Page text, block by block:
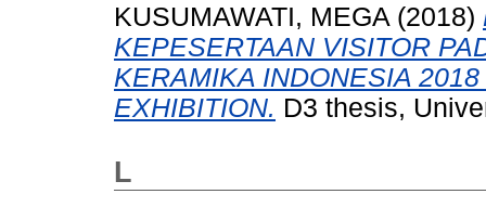
KUSUMAWATI, MEGA (2018)
KEPESERTAAN VISITOR
KERAMIKA INDONESIA
EXHIBITION. D3 thesis,
L